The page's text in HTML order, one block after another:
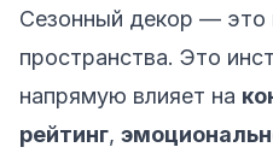
Сезонный декор — это
пространства. Это
напрямую влияет на
рейтинг,